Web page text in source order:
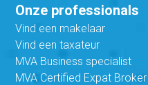
Onze professionals
Vind een makelaar
Vind een taxateur
MVA Business specialist
MVA Certified Expat Broker